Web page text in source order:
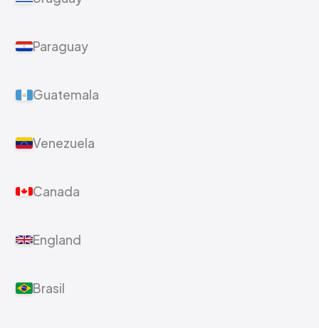
Paraguay
Guatemala
Venezuela
Canada
England
Brasil